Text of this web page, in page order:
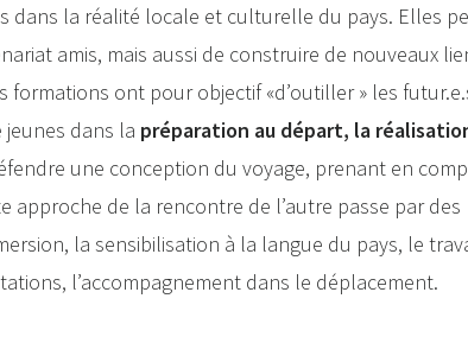
dans la réalité locale et culturelle du pays. Elles
amis, mais aussi de construire de nouveaux
formations ont pour objectif «d’outiller » les
dans la préparation au départ, la
une conception du voyage, prenant en
approche de la rencontre de l’autre passe par des
la sensibilisation à la langue du pays, le
l’accompagnement dans le déplacement.